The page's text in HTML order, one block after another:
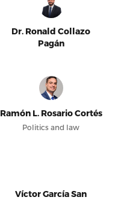
Dr. Ronald Collazo
Pagán
Ramón L. Rosario Cortés
Politics and law
Víctor García San